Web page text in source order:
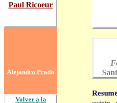
Paul Ricoeur
Alejandro Prada
Volver a la